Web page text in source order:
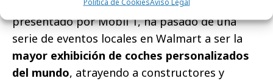
Desde el 2018, el Hot Wheels Legends Tour,
presentado por Mobil 1, ha pasado de una
serie de eventos locales en Walmart a ser la
mayor exhibición de coches personalizados
del mundo, atrayendo a constructores y